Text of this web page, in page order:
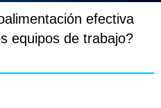
efectiva
equipos de trabajo?